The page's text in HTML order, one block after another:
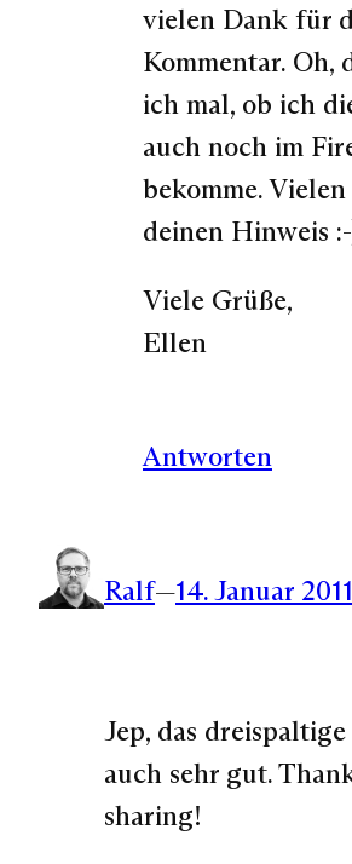
vielen Dank für
Kommentar. Oh,
ich mal, ob ich
auch noch im
bekomme.
deinen Hinweis
Viele Grüße,
Ellen
Antworten
Ralf—14. Januar 2011
Jep, das
auch sehr gut.
sharing!